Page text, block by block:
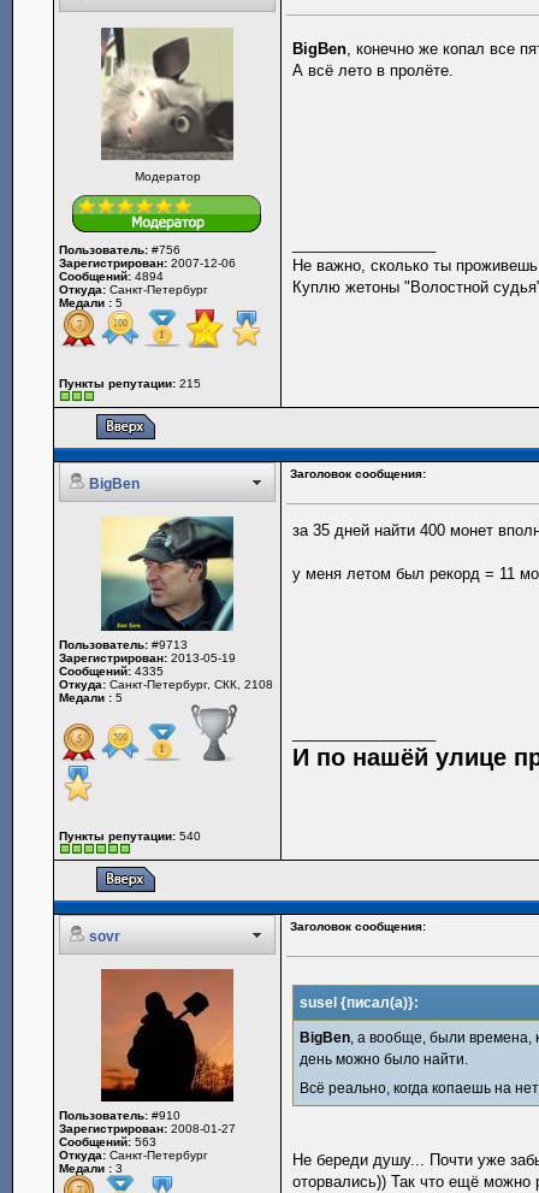
Модератор
Пользователь: #756
Зарегистрирован: 2007-12-06
Сообщений: 4894
Откуда: Санкт-Петербург
Медали : 5
Пункты репутации: 215
BigBen, конечно же копал все
А всё лето в пролёте.
Не важно, сколько ты
Куплю жетоны "Волостной
BigBen
Заголовок сообщения:
Пользователь: #9713
Зарегистрирован: 2013-05-19
Сообщений: 4335
Откуда: Санкт-Петербург, СКК, 2108
Медали : 5
Пункты репутации: 540
за 35 дней найти 400 монет
у меня летом был рекорд = 11
И по нашёй улице
sovr
Заголовок сообщения:
Пользователь: #910
Зарегистрирован: 2008-01-27
Сообщений: 563
Откуда: Санкт-Петербург
Медали : 3
susel {писал(а)}:
BigBen , а вообще, были времена,
день можно было найти.
Всё реально, когда копаешь на
Не береди душу... Почти уже
оторвались)) Так что ещё можно